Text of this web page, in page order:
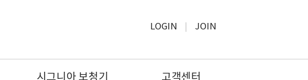
LOGIN JOIN
시그니아 보청기 고객센터